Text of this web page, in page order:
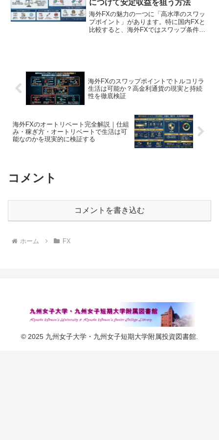
につけて安定収益を狙う方法
海外FXの魅力の一つに「高水準のスワッ
プポイント」があります。特に国内FXと
比較すると、海外FXではスワップ条件が
海外FXのスワップポイントでトルコリラ
生活は可能か？高金利通貨の現実と持続
性を徹底検証
海外FXのオートリベート完全解説｜仕組
み・稼ぎ方・オートリベートで生活は可
能なのかを現実的に検証する
コメント
コメントを書き込む
ホーム FX
© 2025 九州女子大学・九州女子短期大学附属投資図書館.